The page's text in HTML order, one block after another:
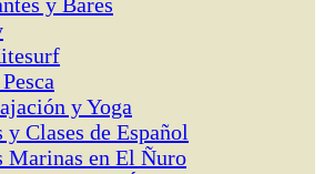
y Yoga
y Clases de Español
Marinas en El Ñuro